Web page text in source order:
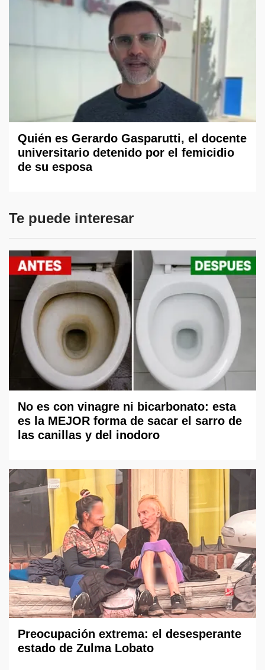
Quién es Gerardo Gasparutti, el docente
universitario detenido por el femicidio
de su esposa
Te puede interesar
No es con vinagre ni bicarbonato: esta
es la MEJOR forma de sacar el sarro de
las canillas y del inodoro
Preocupación extrema: el desesperante
estado de Zulma Lobato